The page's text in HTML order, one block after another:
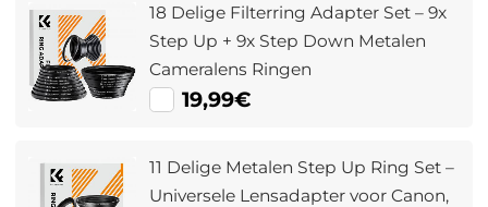
18 Delige Filterring Adapter Set – 9x
Step Up + 9x Step Down Metalen
Cameralens Ringen
19,99€
11 Delige Metalen Step Up Ring Set –
Universele Lensadapter voor Canon,